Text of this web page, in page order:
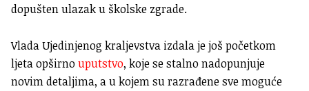
dopušten ulazak u školske zgrade.
Vlada Ujedinjenog kraljevstva izdala je još početkom
ljeta opširnouputstvo, koje se stalno nadopunjuje
novim detaljima, a u kojem su razrađene sve moguće